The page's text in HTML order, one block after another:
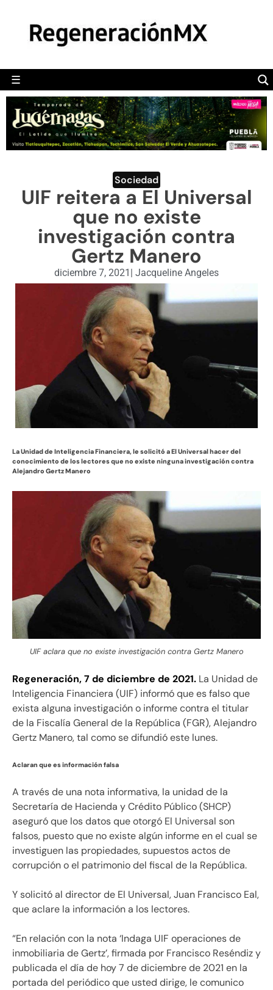
☰
POLÍTICA
CAMALEÓN
OPINIÓN
DEPORTES
ENGLISH SECTION
VIDEOS
Sociedad
UIF reitera a El Universal
que no existe
investigación contra
Gertz Manero
diciembre 7, 2021 | Jacqueline Angeles
La Unidad de Inteligencia Financiera, le solicitó a El Universal hacer del
conocimiento de los lectores que no existe ninguna investigación contra
Alejandro Gertz Manero
UIF aclara que no existe investigación contra Gertz Manero
Regeneración, 7 de diciembre de 2021. La Unidad de
Inteligencia Financiera (UIF) informó que es falso que
exista alguna investigación o informe contra el titular
de la Fiscalía General de la República (FGR), Alejandro
Gertz Manero, tal como se difundió este lunes.
Aclaran que es información falsa
A través de una nota informativa, la unidad de la
Secretaría de Hacienda y Crédito Público (SHCP)
aseguró que los datos que otorgó El Universal son
falsos, puesto que no existe algún informe en el cual se
investiguen las propiedades, supuestos actos de
corrupción o el patrimonio del fiscal de la República.
Y solicitó al director de El Universal, Juan Francisco Eal,
que aclare la información a los lectores.
“En relación con la nota ‘Indaga UIF operaciones de
inmobiliaria de Gertz’, firmada por Francisco Reséndiz y
publicada el día de hoy 7 de diciembre de 2021 en la
portada del periódico que usted dirige, le comunico